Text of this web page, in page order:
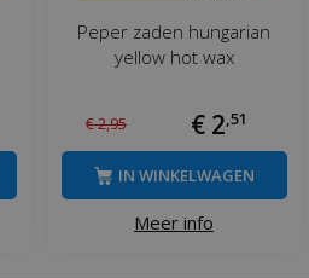
Peper zaden hungarian
yellow hot wax
€2,95 € 2,51
Meer info
IN WINKELWAGEN